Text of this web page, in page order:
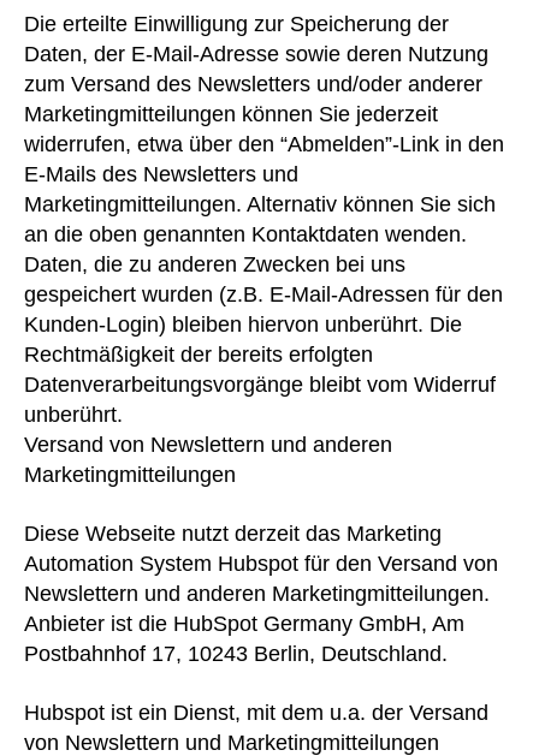
Die erteilte Einwilligung zur Speicherung der
Daten, der E-Mail-Adresse sowie deren Nutzung
zum Versand des Newsletters und/oder anderer
Marketingmitteilungen können Sie jederzeit
widerrufen, etwa über den “Abmelden”-Link in den
E-Mails des Newsletters und
Marketingmitteilungen. Alternativ können Sie sich
an die oben genannten Kontaktdaten wenden.
Daten, die zu anderen Zwecken bei uns
gespeichert wurden (z.B. E-Mail-Adressen für den
Kunden-Login) bleiben hiervon unberührt. Die
Rechtmäßigkeit der bereits erfolgten
Datenverarbeitungsvorgänge bleibt vom Widerruf
unberührt.
Versand von Newslettern und anderen
Marketingmitteilungen
Diese Webseite nutzt derzeit das Marketing
Automation System Hubspot für den Versand von
Newslettern und anderen Marketingmitteilungen.
Anbieter ist die HubSpot Germany GmbH, Am
Postbahnhof 17, 10243 Berlin, Deutschland.
Hubspot ist ein Dienst, mit dem u.a. der Versand
von Newslettern und Marketingmitteilungen